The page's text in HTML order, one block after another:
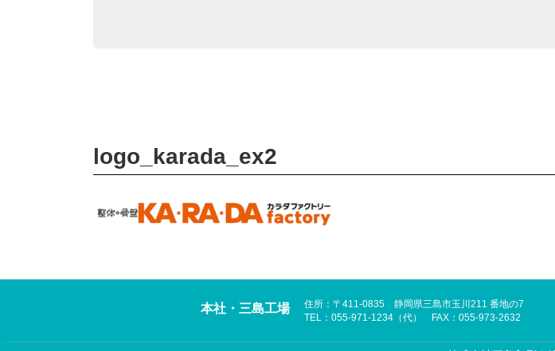
logo_karada_ex2
本社・三島工場
住所：〒411-0835 静岡県三島市玉川211 番地の7
TEL：055-971-1234（代） FAX：055-973-2632